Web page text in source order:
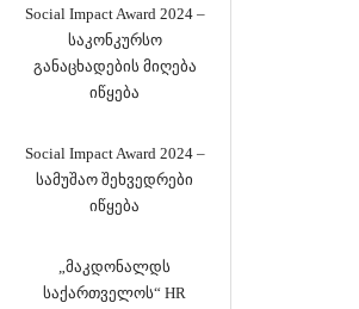
Social Impact Award 2024 –
საკონკურსო
განაცხადების მიღება
იწყება
Social Impact Award 2024 –
სამუშაო შეხვედრები
იწყება
„მაკდონალდს
საქართველოს“ HR